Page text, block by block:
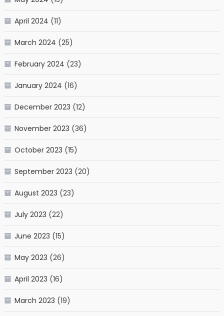
April 2024 (11)
March 2024 (25)
February 2024 (23)
January 2024 (16)
December 2023 (12)
November 2023 (36)
October 2023 (15)
September 2023 (20)
August 2023 (23)
July 2023 (22)
June 2023 (15)
May 2023 (26)
April 2023 (16)
March 2023 (19)